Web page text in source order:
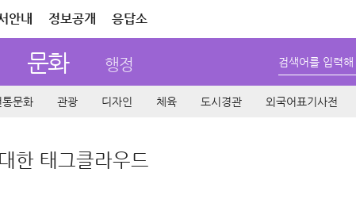
안내 정보공개 응답소
문화 행정 검색어를 입력해
통문화 관광 디자인 체육 도시경관 외국어표기사전
한 태그클라우드